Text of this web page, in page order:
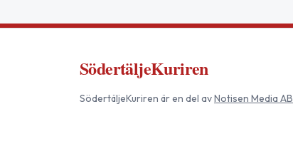
SödertäljeKuriren
SödertäljeKuriren är en del avNotisen Media AB